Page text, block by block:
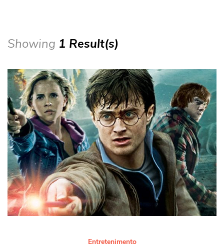
Showing 1 Result(s)
Entretenimento